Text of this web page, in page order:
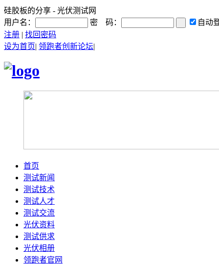
硅胶板的分享 - 光伏测试网
用户名：
密 码：
自动
注册 | 找回密码
设为首页| 领跑者创新论坛|
首页
测试新闻
测试技术
测试人才
测试交流
光伏资料
测试供求
光伏相册
领跑者官网